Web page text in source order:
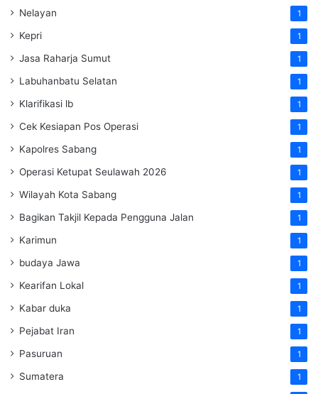
Nelayan 1
Kepri 1
Jasa Raharja Sumut 1
Labuhanbatu Selatan 1
Klarifikasi lb 1
Cek Kesiapan Pos Operasi 1
Kapolres Sabang 1
Operasi Ketupat Seulawah 2026 1
Wilayah Kota Sabang 1
Bagikan Takjil Kepada Pengguna Jalan 1
Karimun 1
budaya Jawa 1
Kearifan Lokal 1
Kabar duka 1
Pejabat Iran 1
Pasuruan 1
Sumatera 1